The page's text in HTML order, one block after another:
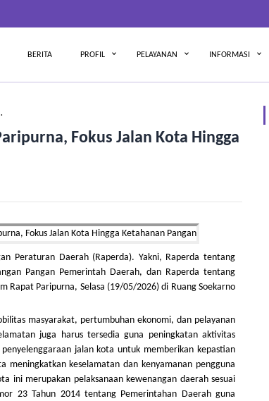
BERITA PROFIL PELAYANAN INFORMASI
Fokus Jalan Kota Hingga
Peraturan Daerah (Raperda). Yakni, Raperda tentang
Pangan Pemerintah Daerah, dan Raperda tentang
Rapat Paripurna, Selasa (19/05/2026) di Ruang Soekarno
masyarakat, pertumbuhan ekonomi, dan pelayanan
juga harus tersedia guna peningkatan aktivitas
jalan kota untuk memberikan kepastian
keselamatan dan kenyamanan pengguna
ini merupakan pelaksanaan kewenangan daerah sesuai
23 Tahun 2014 tentang Pemerintahan Daerah guna